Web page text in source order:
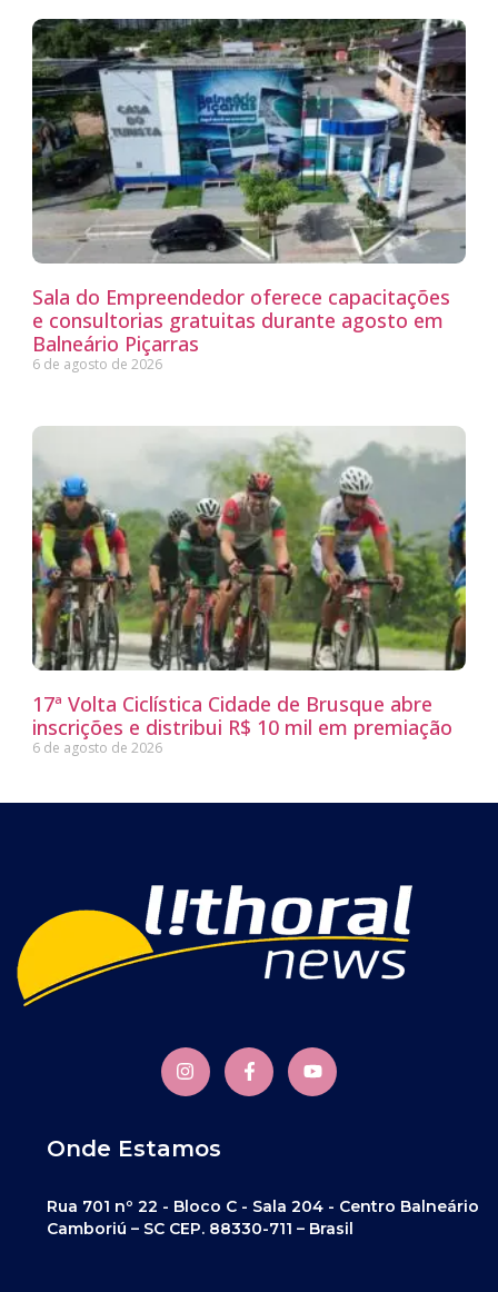
Sala do Empreendedor oferece capacitações
e consultorias gratuitas durante agosto em
Balneário Piçarras
6 de agosto de 2026
17ª Volta Ciclística Cidade de Brusque abre
inscrições e distribui R$ 10 mil em premiação
6 de agosto de 2026
Onde Estamos
Rua 701 nº 22 - Bloco C - Sala 204 - Centro Balneário
Camboriú – SC CEP. 88330-711 – Brasil